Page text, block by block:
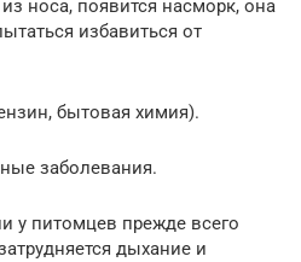
носа, появится насморк, она
избавиться от
бытовая химия).
заболевания.
у питомцев прежде всего
дыхание и